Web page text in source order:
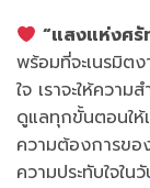
“แสงแห่งศรั
พร้อมที่จะเนรมิต
ใจ เราจะให้ควา
ดูแลทุกขั้นตอนใ
ความต้องการขอ
ความประทับใจใ